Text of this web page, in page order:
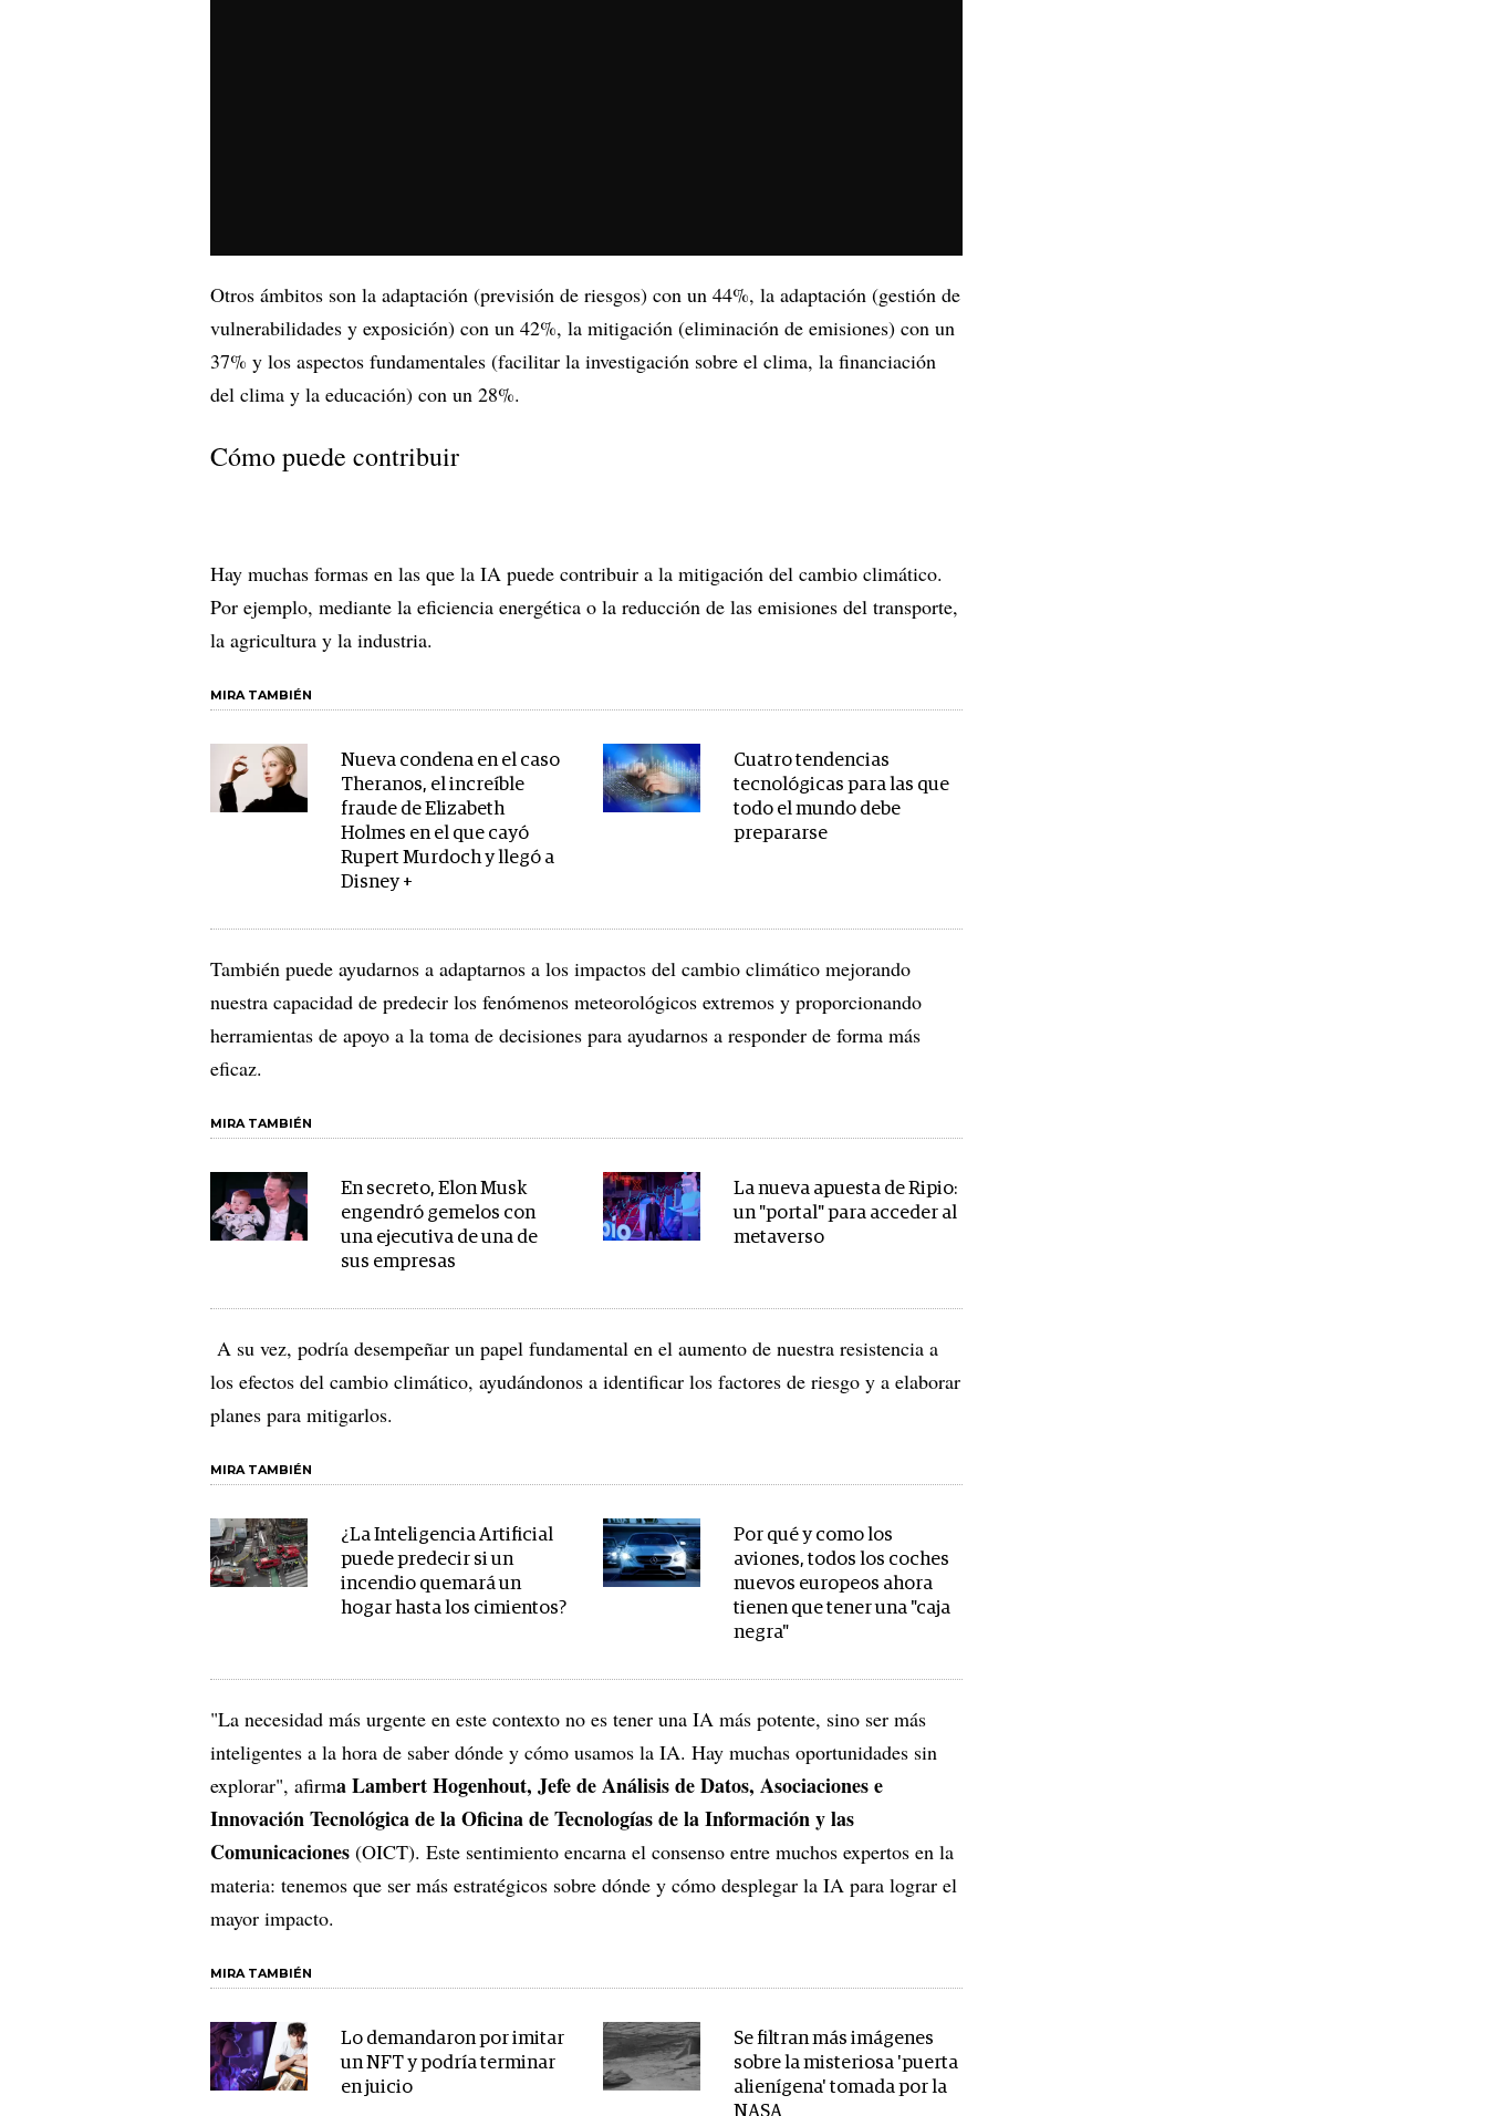
Otros ámbitos son la adaptación (previsión de riesgos) con un 44%, la adaptación (gestión de
vulnerabilidades y exposición) con un 42%, la mitigación (eliminación de emisiones) con un
37% y los aspectos fundamentales (facilitar la investigación sobre el clima, la financiación
del clima y la educación) con un 28%.
Cómo puede contribuir
Hay muchas formas en las que la IA puede contribuir a la mitigación del cambio climático.
Por ejemplo, mediante la eficiencia energética o la reducción de las emisiones del transporte,
la agricultura y la industria.
MIRA TAMBIÉN
Nueva condena en el caso
Theranos, el increíble
fraude de Elizabeth
Holmes en el que cayó
Rupert Murdoch y llegó a
Disney +
Cuatro tendencias
tecnológicas para las que
todo el mundo debe
prepararse
También puede ayudarnos a adaptarnos a los impactos del cambio climático mejorando
nuestra capacidad de predecir los fenómenos meteorológicos extremos y proporcionando
herramientas de apoyo a la toma de decisiones para ayudarnos a responder de forma más
eficaz.
MIRA TAMBIÉN
En secreto, Elon Musk
engendró gemelos con
una ejecutiva de una de
sus empresas
La nueva apuesta de Ripio:
un "portal" para acceder al
metaverso
A su vez, podría desempeñar un papel fundamental en el aumento de nuestra resistencia a
los efectos del cambio climático, ayudándonos a identificar los factores de riesgo y a elaborar
planes para mitigarlos.
MIRA TAMBIÉN
¿La Inteligencia Artificial
puede predecir si un
incendio quemará un
hogar hasta los cimientos?
Por qué y como los
aviones, todos los coches
nuevos europeos ahora
tienen que tener una "caja
negra"
"La necesidad más urgente en este contexto no es tener una IA más potente, sino ser más
inteligentes a la hora de saber dónde y cómo usamos la IA. Hay muchas oportunidades sin
explorar", afirma Lambert Hogenhout, Jefe de Análisis de Datos, Asociaciones e
Innovación Tecnológica de la Oficina de Tecnologías de la Información y las
Comunicaciones (OICT). Este sentimiento encarna el consenso entre muchos expertos en la
materia: tenemos que ser más estratégicos sobre dónde y cómo desplegar la IA para lograr el
mayor impacto.
MIRA TAMBIÉN
Lo demandaron por imitar
un NFT y podría terminar
en juicio
Se filtran más imágenes
sobre la misteriosa 'puerta
alienígena' tomada por la
NASA